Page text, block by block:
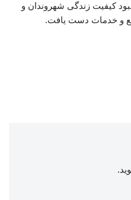
کیفیت زندگی شهروندان و
و خدمات دست یافت.
.